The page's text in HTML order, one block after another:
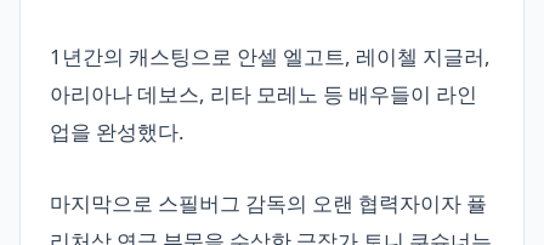
1년간의 캐스팅으로 안셀 엘고트, 레이첼 지글러,
아리아나 데보스, 리타 모레노 등 배우들이 라인
업을 완성했다.
마지막으로 스필버그 감독의 오랜 협력자이자 퓰